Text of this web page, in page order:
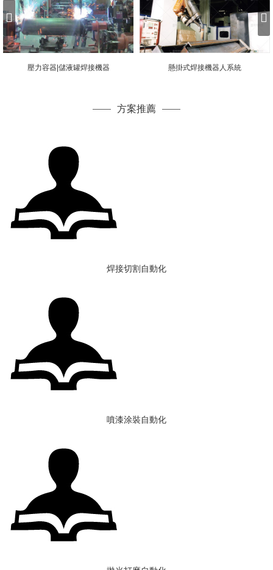
壓力容器|儲液罐焊接機器 懸掛式焊接機器人系統
方案推薦
焊接切割自動化
噴漆涂裝自動化